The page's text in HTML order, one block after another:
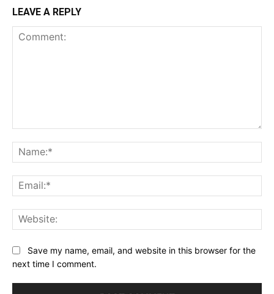
LEAVE A REPLY
Save my name, email, and website in this browser for the
next time I comment.